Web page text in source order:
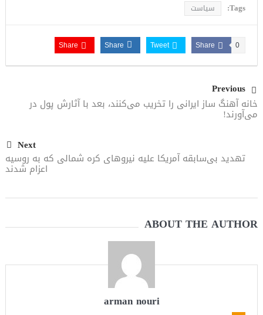
Tags: سیاست
Share 0
Tweet
Share
Share
Previous
خانه آهنگ ساز ایرانی را تخریب می‌کنند، بعد با آثارش پول در
می‌آورند!
Next
تهدید بی‌سابقه آمریکا علیه نیروهای کره شمالی که به روسیه
اعزام شدند
ABOUT THE AUTHOR
arman nouri